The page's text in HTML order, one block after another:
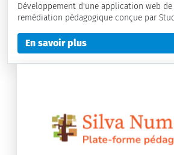
Développement d'une application web
remédiation pédagogique conçue par
En savoir plus